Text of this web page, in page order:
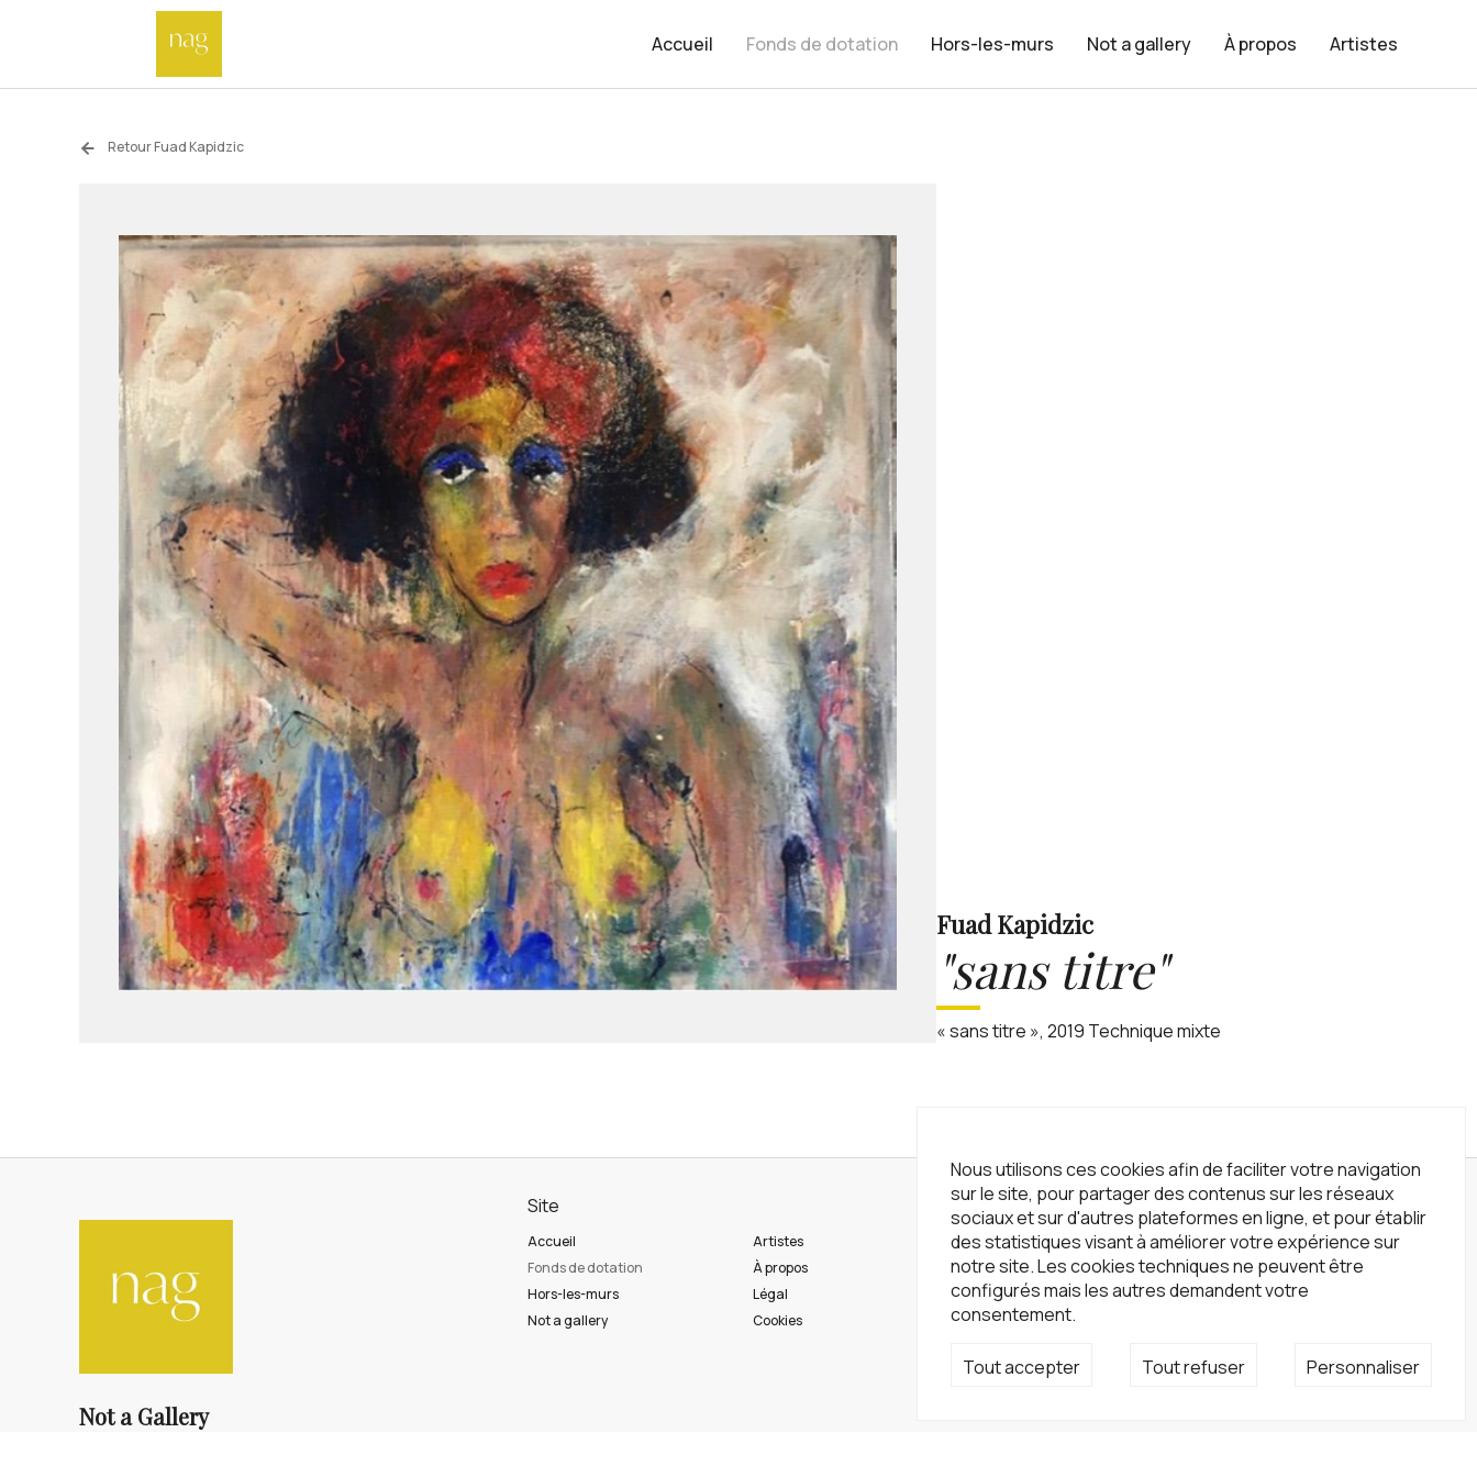
Nous utilisons ces cookies afin de faciliter votre navigation
sur le site, pour partager des contenus sur les réseaux
sociaux et sur d'autres plateformes en ligne, et pour établir
des statistiques visant à améliorer votre expérience sur
notre site. Les cookies techniques ne peuvent être
configurés mais les autres demandent votre
consentement.
Tout accepter Tout refuser Personnaliser
Accueil Fonds de dotation Hors-les-murs Not a gallery À propos Artistes
Retour Fuad Kapidzic
Fuad Kapidzic
"sans titre"
« sans titre », 2019 Technique mixte‍
Not a Gallery
Site
Accueil
Fonds de dotation
Hors-les-murs
Not a gallery
Artistes
À propos
Légal
Cookies
Newsletter
Inscrivez-vous à notre newsletter !
S'inscrire
Réseaux sociaux